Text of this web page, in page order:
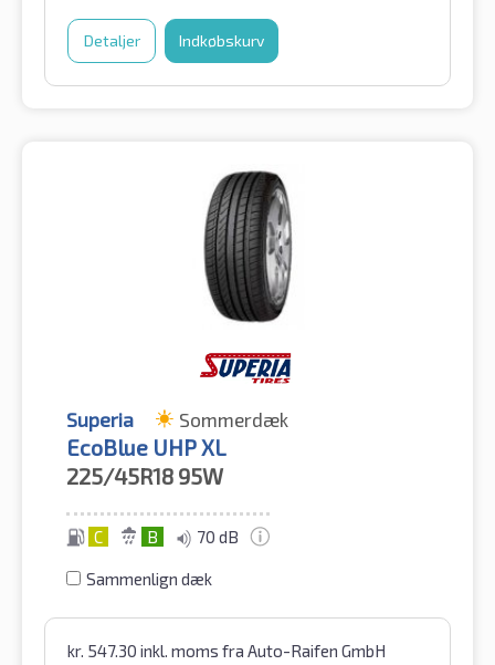
Detaljer Indkøbskurv
Superia Sommerdæk
EcoBlue UHP XL
225/45R18 95W
C B 70 dB
Sammenlign dæk
kr. 547.30 inkl. moms fra Auto-Raifen GmbH